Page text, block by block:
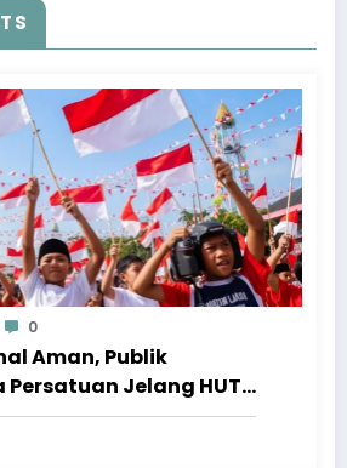
0
Aman, Publik
Jelang HUT